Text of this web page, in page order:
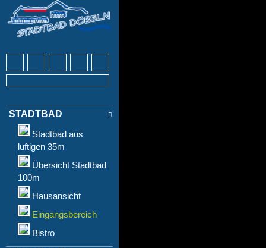
STADTBAD
Stadtbad aus
luftigen 35m
Übersicht Stadtbad
100m
Hausansicht
Eingangsbereich
Bistro